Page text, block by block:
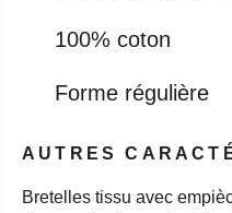
100% coton
Forme régulière
AUTRES
Bretelles tissu avec